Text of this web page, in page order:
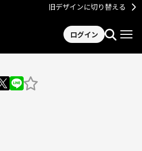
旧デザインに切り替える
ログイン